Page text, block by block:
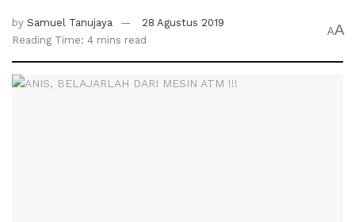
by Samuel Tanujaya
28 Agustus 2019
Reading Time: 4 mins read
AA